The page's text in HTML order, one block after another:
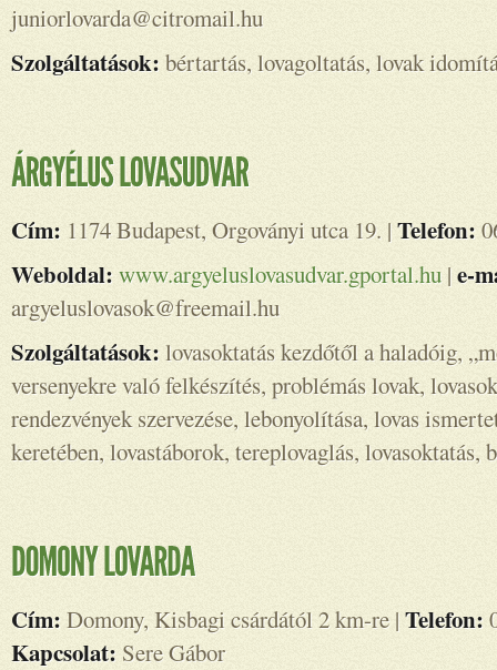
juniorlovarda@citromail.hu
Szolgáltatások: bértartás, lovagoltatás, lovak
Cím: 1174 Budapest, Orgoványi utca 19. |Telefon:
Weboldal: www.argyeluslovasudvar.gportal.hu |e-
argyeluslovasok@freemail.hu
Szolgáltatások: lovasoktatás kezdőtől a haladóig,
versenyekre való felkészítés, problémás lovak,
rendezvények szervezése, lebonyolítása, lovas
keretében, lovastáborok, tereplovaglás, lovasoktatás,
Cím: Domony, Kisbagi csárdától 2 km-re |Telefon:
Kapcsolat: Sere Gábor